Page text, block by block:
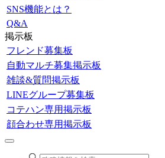
SNS機能とは？
Q&A
掲示板
フレンド募集板
自動マルチ募集掲示板
雑談&質問掲示板
LINEグループ募集板
コテハン専用掲示板
顔合わせ専用掲示板